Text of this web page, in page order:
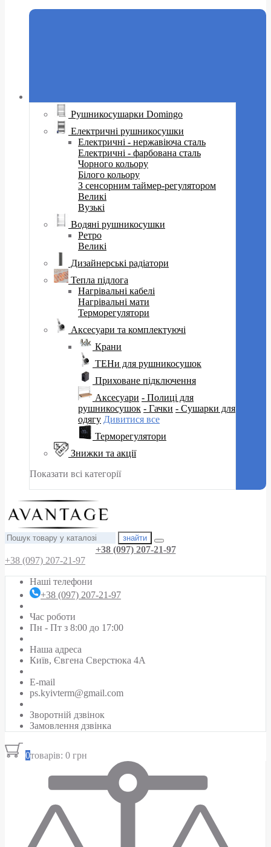
Рушникосушарки Domingo
Електричні рушникосушки
Електричні - нержавіюча сталь
Електричні - фарбована сталь
Чорного кольору
Білого кольору
З сенсорним таймер-регулятором
Великі
Вузькі
Водяні рушникосушки
Ретро
Великі
Дизайнерські радіатори
Тепла підлога
Нагрівальні кабелі
Нагрівальні мати
Терморегулятори
Аксесуари та комплектуючі
Крани
ТЕНи для рушникосушок
Приховане підключення
Аксесуари - Полиці для
рушникосушок - Гачки - Сушарки для
одягу Дивитися все
Терморегулятори
Знижки та акції
Показати всі категорії
знайти
+38 (097) 207-21-97
+38 (097) 207-21-97
Наші телефони
+38 (097) 207-21-97
Час роботи
Пн - Пт з 8:00 до 17:00
Наша адреса
Київ, Євгена Сверстюка 4А
E-mail
ps.kyivterm@gmail.com
Зворотній дзвінок
Замовлення дзвінка
0товарів: 0 грн